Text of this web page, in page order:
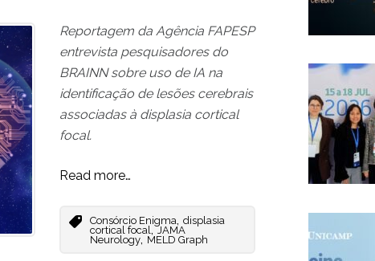
Reportagem da Agência FAPESP
entrevista pesquisadores do
BRAINN sobre uso de IA na
identificação de lesões cerebrais
associadas à displasia cortical
focal.
Read more…
Consórcio Enigma, displasia
cortical focal, JAMA
Neurology, MELD Graph